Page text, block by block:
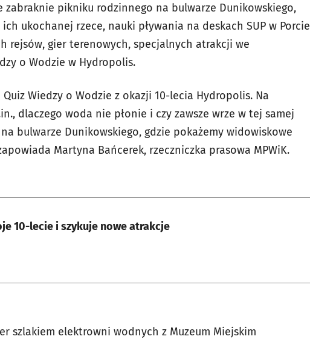
zabraknie pikniku rodzinnego na bulwarze Dunikowskiego,
ukochanej rzece, nauki pływania na deskach SUP w Porcie
rejsów, gier terenowych, specjalnych atrakcji we
o Wodzie w Hydropolis.
Wiedzy o Wodzie z okazji 10-lecia Hydropolis. Na
dlaczego woda nie płonie i czy zawsze wrze w tej samej
bulwarze Dunikowskiego, gdzie pokażemy widowiskowe
Martyna Bańcerek, rzeczniczka prasowa MPWiK.
10-lecie i szykuje nowe atrakcje
szlakiem elektrowni wodnych z Muzeum Miejskim